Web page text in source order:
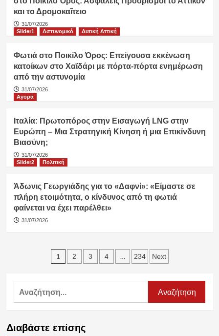
και το Δρομοκαΐτειο
31/07/2026
Slider1
Αστυνομικό Δυτική Αττική
Φωτιά στο Ποικίλο Όρος: Επείγουσα εκκένωση
κατοίκων στο Χαϊδάρι με πόρτα-πόρτα ενημέρωση
από την αστυνομία
31/07/2026
Αγορά
Ιταλία: Πρωτοπόρος στην Εισαγωγή LNG στην
Ευρώπη – Μια Στρατηγική Κίνηση ή μια Επικίνδυνη
Βιασύνη;
31/07/2026
Slider2
Πολιτική
Άδωνις Γεωργιάδης για το «Δαφνί»: «Είμαστε σε
πλήρη ετοιμότητα, ο κίνδυνος από τη φωτιά
φαίνεται να έχει παρέλθει»
31/07/2026
Σελιδοποίηση
1 2 3 4 … 234 Next
Αναζήτηση
Διαβάστε επίσης